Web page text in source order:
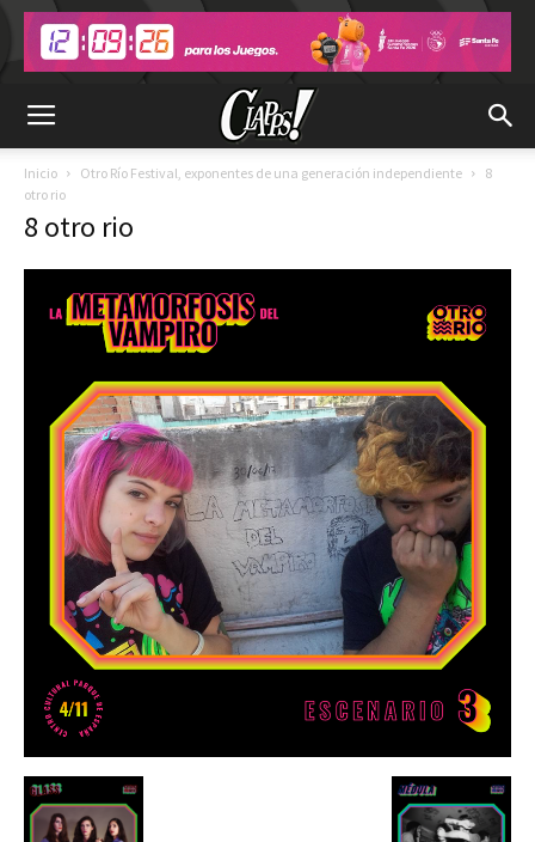
Inicio Otro Río Festival, exponentes de una generación independiente
8
otro rio
8 otro rio